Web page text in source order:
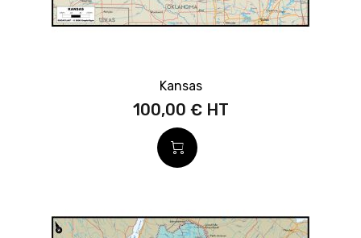
Kansas
100,00 €